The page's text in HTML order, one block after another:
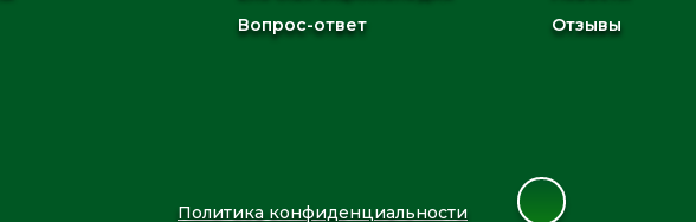
Вопрос-ответ
Отзывы
Политика конфиденциальности